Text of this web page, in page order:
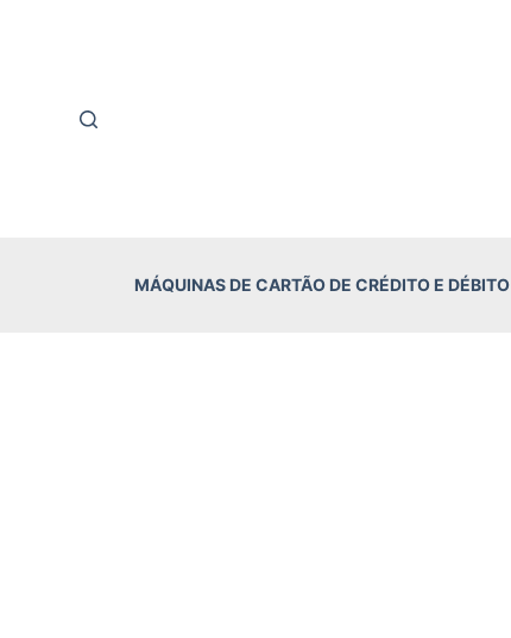
MÁQUINAS DE CARTÃO DE CRÉDITO E DÉBITO